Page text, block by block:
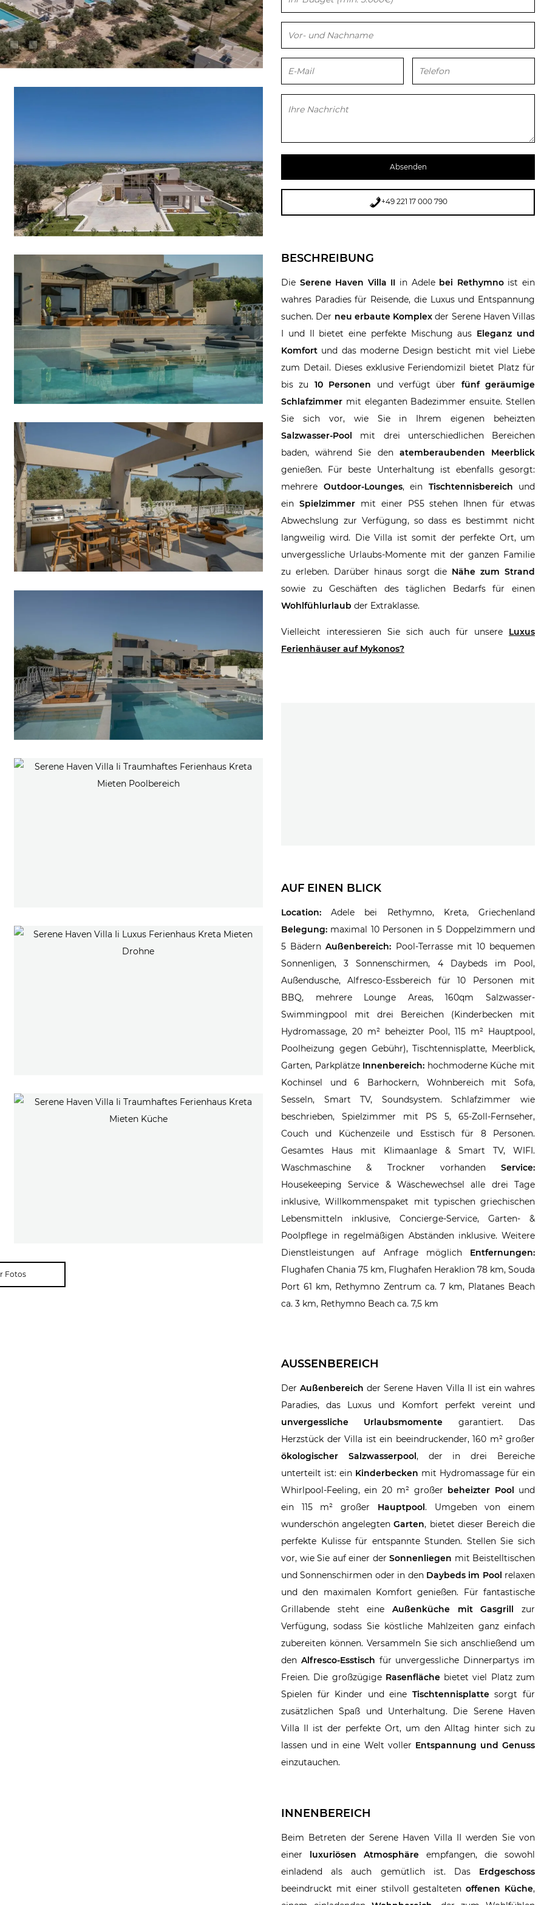
Bitte lasse dieses Feld leer.
+49 221 17 000 790
BESCHREIBUNG
Die Serene Haven Villa II in Adele bei Rethymnoist ein
wahres Paradies für Reisende, die Luxus und Entspannung
suchen. Der neu erbaute Komplex der Serene Haven Villas
I und II bietet eine perfekte Mischung aus Eleganz und
Komfort und das moderne Design besticht mit viel Liebe
zum Detail. Dieses exklusive Feriendomizil bietet Platz für
bis zu 10 Personen und verfügt über fünf geräumige
Schlafzimmer mit eleganten Badezimmer ensuite. Stellen
Sie sich vor, wie Sie in Ihrem eigenen beheizten
Salzwasser-Pool mit drei unterschiedlichen Bereichen
baden, während Sie den atemberaubenden Meerblick
genießen. Für beste Unterhaltung ist ebenfalls gesorgt:
mehrere Outdoor-Lounges, ein Tischtennisbereich und
ein Spielzimmermit einer PS5 stehen Ihnen für etwas
Abwechslung zur Verfügung, so dass es bestimmt nicht
langweilig wird. Die Villa ist somit der perfekte Ort, um
unvergessliche Urlaubs-Momente mit der ganzen Familie
zu erleben. Darüber hinaus sorgt die Nähe zum Strand
sowie zu Geschäften des täglichen Bedarfs für einen
Wohlfühlurlaub der Extraklasse.
Vielleicht interessieren Sie sich auch für unsere Luxus
Ferienhäuser auf Mykonos?
AUF EINEN BLICK
Location: Adele bei Rethymno, Kreta, Griechenland
Belegung: maximal 10 Personen in 5 Doppelzimmern und
5 BädernAußenbereich: Pool-Terrasse mit 10 bequemen
Sonnenligen, 3 Sonnenschirmen, 4 Daybeds im Pool,
Außendusche, Alfresco-Essbereich für 10 Personen mit
BBQ, mehrere Lounge Areas, 160qm Salzwasser-
Swimmingpool mit drei Bereichen (Kinderbecken mit
Hydromassage, 20 m² beheizter Pool, 115 m² Hauptpool,
Poolheizung gegen Gebühr), Tischtennisplatte, Meerblick,
Garten, Parkplätze Innenbereich: hochmoderne Küche mit
Kochinsel und 6 Barhockern, Wohnbereich mit Sofa,
Sesseln, Smart TV, Soundsystem. Schlafzimmer wie
beschrieben, Spielzimmer mit PS 5, 65-Zoll-Fernseher,
Couch und Küchenzeile und Esstisch für 8 Personen.
Gesamtes Haus mit Klimaanlage & Smart TV, WIFI.
Waschmaschine & Trockner vorhanden Service:
Housekeeping Service & Wäschewechsel alle drei Tage
inklusive, Willkommenspaket mit typischen griechischen
Lebensmitteln inklusive, Concierge-Service, Garten- &
Poolpflege in regelmäßigen Abständen inklusive. Weitere
Dienstleistungen auf Anfrage möglich Entfernungen:
Flughafen Chania 75 km, Flughafen Heraklion 78 km, Souda
Port 61 km, Rethymno Zentrum ca. 7 km, Platanes Beach
ca. 3 km, Rethymno Beach ca. 7,5 km
AUSSENBEREICH
DerAußenbereich der Serene Haven Villa II ist ein wahres
Paradies, das Luxus und Komfort perfekt vereint und
unvergessliche Urlaubsmomente garantiert. Das
Herzstück der Villa ist ein beeindruckender, 160 m² großer
ökologischer Salzwasserpool, der in drei Bereiche
unterteilt ist: ein Kinderbecken mit Hydromassage für ein
Whirlpool-Feeling, ein 20 m² großer beheizter Pool und
ein 115 m² großer Hauptpool. Umgeben von einem
wunderschön angelegtenGarten, bietet dieser Bereich die
perfekte Kulisse für entspannte Stunden. Stellen Sie sich
vor, wie Sie auf einer der Sonnenliegen mit Beistelltischen
und Sonnenschirmen oder in den Daybeds im Pool relaxen
und den maximalen Komfort genießen. Für fantastische
Grillabende steht eine Außenküche mit Gasgrill zur
Verfügung, sodass Sie köstliche Mahlzeiten ganz einfach
zubereiten können. Versammeln Sie sich anschließend um
den Alfresco-Esstisch für unvergessliche Dinnerpartys im
Freien. Die großzügige Rasenflächebietet viel Platz zum
Spielen für Kinder und eine Tischtennisplattesorgt für
zusätzlichen Spaß und Unterhaltung. Die Serene Haven
Villa II ist der perfekte Ort, um den Alltag hinter sich zu
lassen und in eine Welt voller Entspannung und Genuss
einzutauchen.
INNENBEREICH
Beim Betreten der Serene Haven Villa II werden Sie von
einer luxuriösen Atmosphäre empfangen, die sowohl
einladend als auch gemütlich ist. Das Erdgeschoss
beeindruckt mit einer stilvoll gestaltetenoffenen Küche,
Fotos